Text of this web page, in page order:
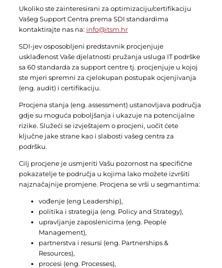
Ukoliko ste zainteresirani za optimizaciju/certifikaciju
Vašeg Support Centra prema SDI standardima
kontaktirajte nas na: info@itsm.hr
SDI-jev osposobljeni predstavnik procjenjuje
usklađenost Vaše djelatnosti pružanja usluga IT podrške
sa 60 standarda za support centre tj. procjenjuje u kojoj
ste mjeri spremni za cjelokupan postupak ocjenjivanja
(eng. audit) i certifikaciju.
Procjena stanja (eng. assessment) ustanovljava područja
gdje su moguća poboljšanja i ukazuje na potencijalne
rizike. Služeći se izvještajem o procjeni, uočit ćete
ključne jake strane kao i slabosti vašeg centra za
podršku.
Cilj procjene je usmjeriti Vašu pozornost na specifične
pokazatelje te područja u kojima lako možete izvršiti
najznačajnije promjene. Procjena se vrši u segmantima:
vođenje (eng Leadership),
politika i strategija (eng. Policy and Strategy),
upravljanje zaposlenicima (eng. People
Management),
partnerstva i resursi (eng. Partnerships &
Resources),
procesi (eng. Processes),